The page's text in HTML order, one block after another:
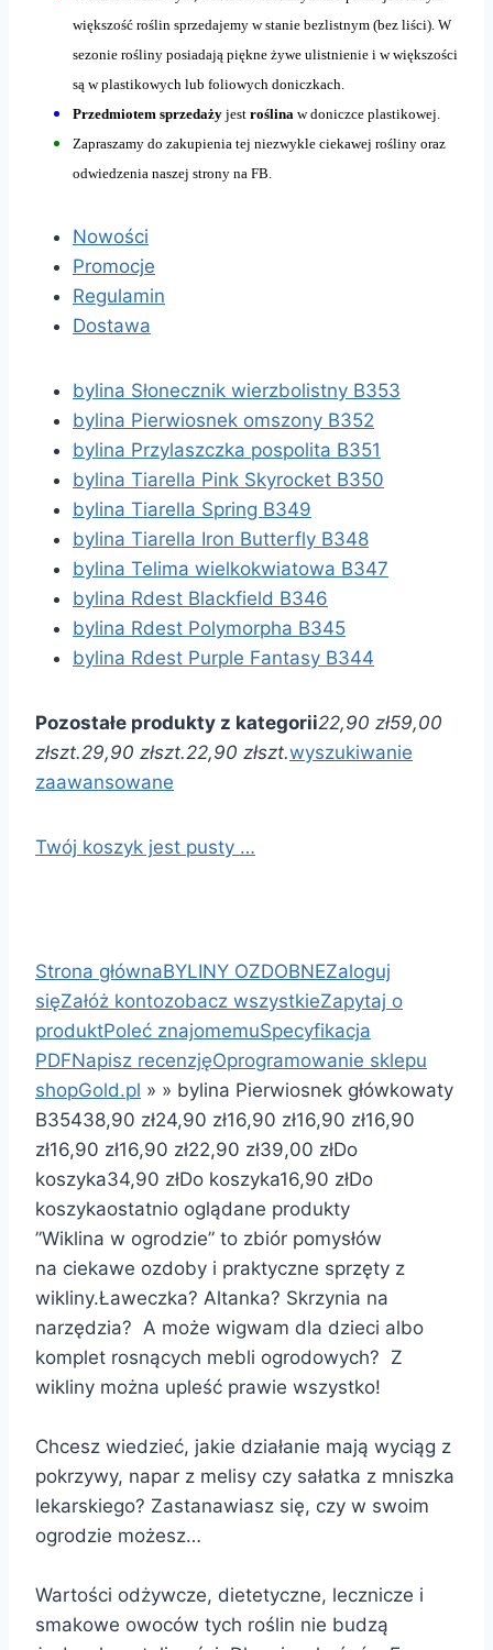
większość roślin sprzedajemy w stanie bezlistnym (bez liści). W
sezonie rośliny posiadają piękne żywe ulistnienie i w większości
są w plastikowych lub foliowych doniczkach.
Przedmiotem sprzedaży jest roślina w doniczce plastikowej.
Zapraszamy do zakupienia tej niezwykle ciekawej rośliny oraz
odwiedzenia naszej strony na FB.
Nowości
Promocje
Regulamin
Dostawa
bylina Słonecznik wierzbolistny B353
bylina Pierwiosnek omszony B352
bylina Przylaszczka pospolita B351
bylina Tiarella Pink Skyrocket B350
bylina Tiarella Spring B349
bylina Tiarella Iron Butterfly B348
bylina Telima wielkokwiatowa B347
bylina Rdest Blackfield B346
bylina Rdest Polymorpha B345
bylina Rdest Purple Fantasy B344
Pozostałe produkty z kategorii22,90 zł59,00
złszt.29,90 złszt.22,90 złszt.wyszukiwanie
zaawansowane
Twój koszyk jest pusty …
Strona głównaBYLINY OZDOBNEZaloguj
sięZałóż kontozobacz wszystkieZapytaj o
produktPoleć znajomemuSpecyfikacja
PDFNapisz recenzjęOprogramowanie sklepu
shopGold.pl » » bylina Pierwiosnek główkowaty
B35438,90 zł24,90 zł16,90 zł16,90 zł16,90
zł16,90 zł16,90 zł22,90 zł39,00 złDo
koszyka34,90 złDo koszyka16,90 złDo
koszykaostatnio oglądane produkty
”Wiklina w ogrodzie” to zbiór pomysłów
na ciekawe ozdoby i praktyczne sprzęty z
wikliny.Ławeczka? Altanka? Skrzynia na
narzędzia? A może wigwam dla dzieci albo
komplet rosnących mebli ogrodowych? Z
wikliny można upleść prawie wszystko!
Chcesz wiedzieć, jakie działanie mają wyciąg z
pokrzywy, napar z melisy czy sałatka z mniszka
lekarskiego? Zastanawiasz się, czy w swoim
ogrodzie możesz…
Wartości odżywcze, dietetyczne, lecznicze i
smakowe owoców tych roślin nie budzą